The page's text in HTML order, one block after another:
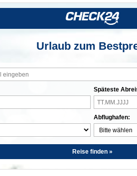
Urlaub zum
Späteste
Abflughafen:
Reise finden »